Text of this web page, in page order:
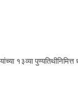
१३व्या पुण्यतिथीनिमित्त